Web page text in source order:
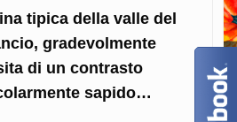
tipica della valle del
gradevolmente
di un contrasto
sapido…